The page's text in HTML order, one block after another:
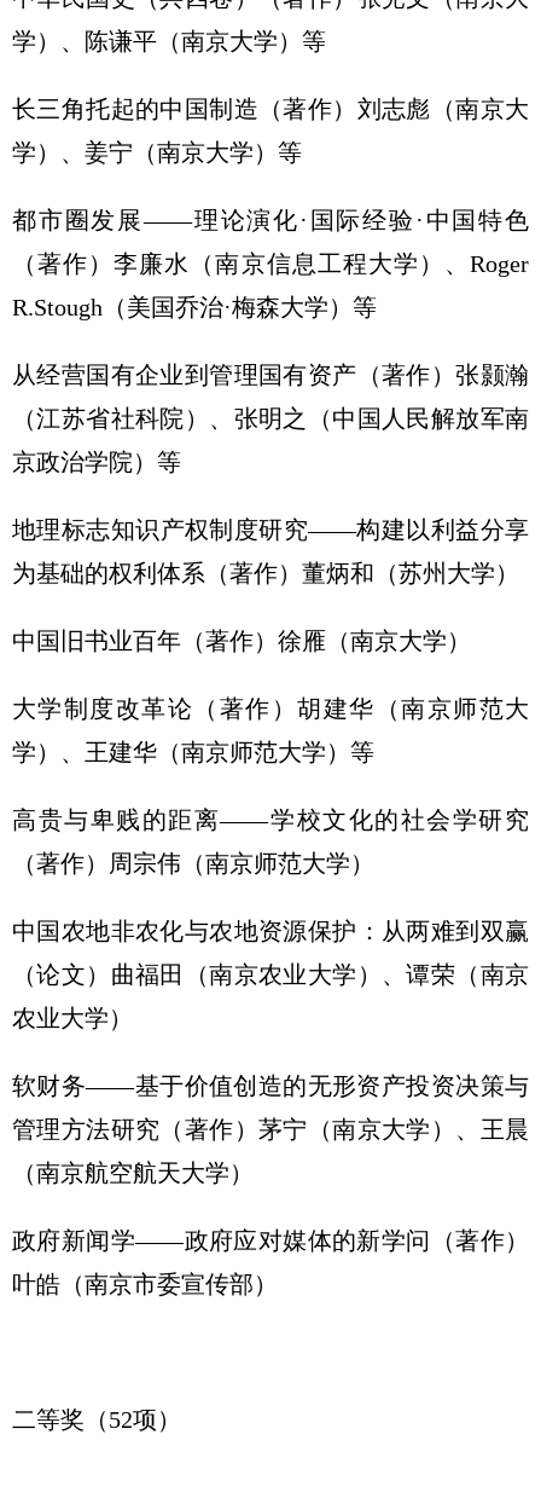
学）、陈谦平（南京大学）等
长三角托起的中国制造（著作）刘志彪（南京大
学）、姜宁（南京大学）等
都市圈发展——理论演化·国际经验·中国特色
（著作）李廉水（南京信息工程大学）、Roger
R.Stough（美国乔治·梅森大学）等
从经营国有企业到管理国有资产（著作）张颢瀚
（江苏省社科院）、张明之（中国人民解放军南
京政治学院）等
地理标志知识产权制度研究——构建以利益分享
为基础的权利体系（著作）董炳和（苏州大学）
中国旧书业百年（著作）徐雁（南京大学）
大学制度改革论（著作）胡建华（南京师范大
学）、王建华（南京师范大学）等
高贵与卑贱的距离——学校文化的社会学研究
（著作）周宗伟（南京师范大学）
中国农地非农化与农地资源保护：从两难到双赢
（论文）曲福田（南京农业大学）、谭荣（南京
农业大学）
软财务——基于价值创造的无形资产投资决策与
管理方法研究（著作）茅宁（南京大学）、王晨
（南京航空航天大学）
政府新闻学——政府应对媒体的新学问（著作）
叶皓（南京市委宣传部）
二等奖（52项）